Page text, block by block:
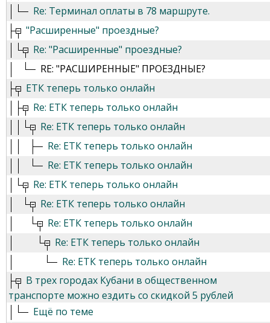
Re: Терминал оплаты в 78 маршруте.
"Расширенные" проездные?
Re: "Расширенные" проездные?
RE: "РАСШИРЕННЫЕ" ПРОЕЗДНЫЕ?
ЕТК теперь только онлайн
Re: ЕТК теперь только онлайн
Re: ЕТК теперь только онлайн
Re: ЕТК теперь только онлайн
Re: ЕТК теперь только онлайн
Re: ЕТК теперь только онлайн
Re: ЕТК теперь только онлайн
Re: ЕТК теперь только онлайн
Re: ЕТК теперь только онлайн
Re: ЕТК теперь только онлайн
В трех городах Кубани в общественном
транспорте можно ездить со скидкой 5 рублей
Ещё по теме